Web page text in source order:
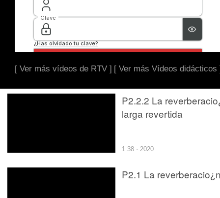
[ Ver más vídeos de RTV ] [ Ver más Vídeos didácticos
P2.2.2 La
larga revertida
1:38 · 2020
P2.1 La